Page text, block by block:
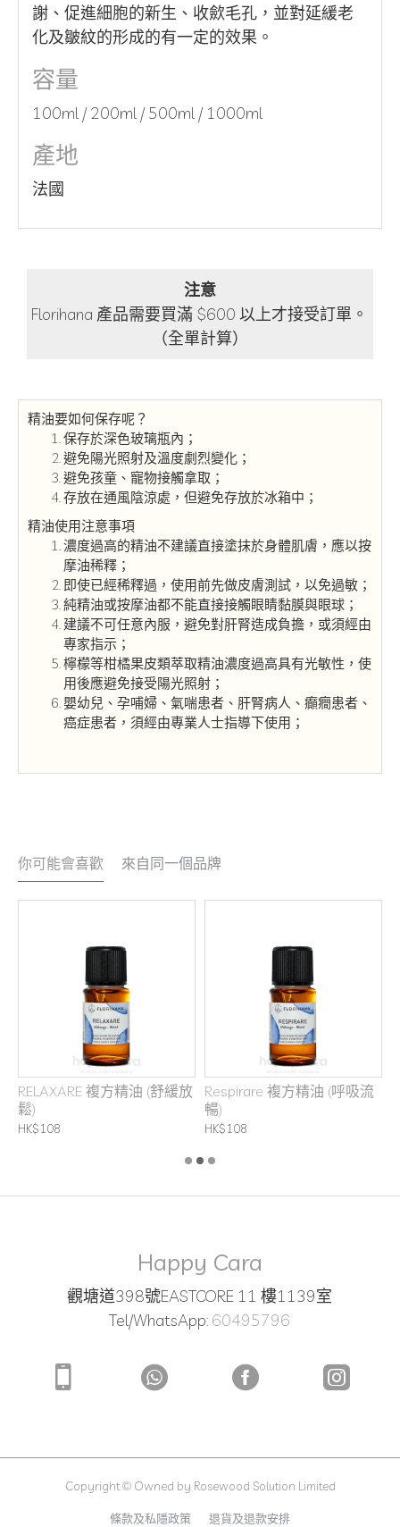
精油要如何保存呢？
保存於深色玻璃瓶內；
避免陽光照射及溫度劇烈變化；
避免孩童、寵物接觸拿取；
存放在通風陰涼處，但避免存放於冰箱中；
精油使用注意事項
濃度過高的精油不建議直接塗抹於身體肌膚，應以按
摩油稀釋；
即使已經稀釋過，使用前先做皮膚測試，以免過敏；
純精油或按摩油都不能直接接觸眼睛黏膜與眼球；
建議不可任意內服，避免對肝腎造成負擔，或須經由
專家指示；
檸檬等柑橘果皮類萃取精油濃度過高具有光敏性，使
用後應避免接受陽光照射；
嬰幼兒、孕哺婦、氣喘患者、肝腎病人、癲癇患者、
癌症患者，須經由專業人士指導下使用；
注意
Florihana 產品需要買滿 $600 以上才接受訂單。
（全單計算）
謝、促進細胞的新生、收歛毛孔，並對延緩老
化及皺紋的形成的有一定的效果。
容量
100ml / 200ml / 500ml / 1000ml
產地
法國
你可能會喜歡 來自同一個品牌
RELAXARE 複方精油 (舒緩放
鬆)
HK$108
Respirare 複方精油 (呼吸流
暢)
HK$108
Happy Cara
觀塘道398號EASTCORE 11 樓1139室
Tel/WhatsApp: 60495796
Copyright © Owned by Rosewood Solution Limited
條款及私隱政策 退貨及退款安排